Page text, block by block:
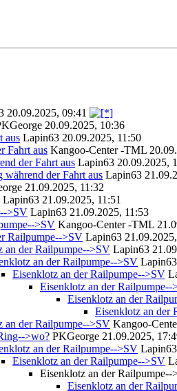
20.09.2025, 09:41
20.09.2025, 10:36
aus Lapin63 20.09.2025, 11:50
Fahrt aus Kangoo-Center -TML
der Fahrt aus Lapin63 20.09.2025,
der Fahrt aus Lapin63
21.09.2025, 11:32
Lapin63 21.09.2025, 11:51
>SV Lapin63 21.09.2025, 11:53
>SV Kangoo-Center -TML
Railpumpe-->SV Lapin63
an der Railpumpe-->SV Lapin63
an der Railpumpe-->SV Lapin63
Eisenklotz an der Railpumpe-->SV
Eisenklotz an der Railpumpe--
Eisenklotz an der
Eisenklotz an der
an der Railpumpe-->SV Kangoo-
>wo? PKGeorge 21.09.2025,
an der Railpumpe-->SV Lapin63
Eisenklotz an der Railpumpe-->SV
Eisenklotz an der Railpumpe--
Eisenklotz an der